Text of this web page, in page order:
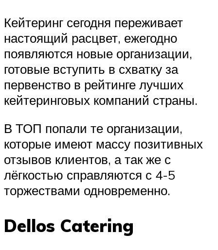
Кейтеринг сегодня переживает
настоящий расцвет, ежегодно
появляются новые организации,
готовые вступить в схватку за
первенство в рейтинге лучших
кейтеринговых компаний страны.
В ТОП попали те организации,
которые имеют массу позитивных
отзывов клиентов, а так же с
лёгкостью справляются с 4-5
торжествами одновременно.
Dellos Catering